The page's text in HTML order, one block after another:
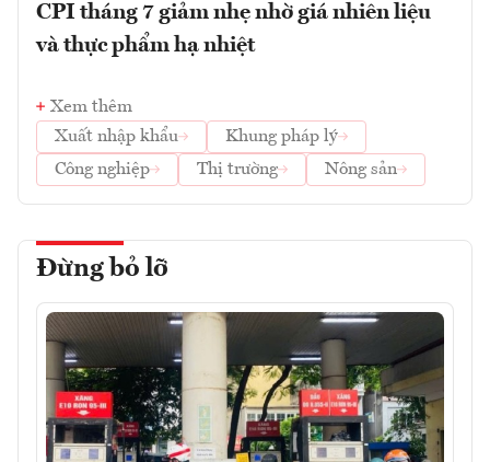
CPI tháng 7 giảm nhẹ nhờ giá nhiên liệu
và thực phẩm hạ nhiệt
Xem thêm
Xuất nhập khẩu
Khung pháp lý
Công nghiệp
Thị trường Nông sản
Đừng bỏ lỡ